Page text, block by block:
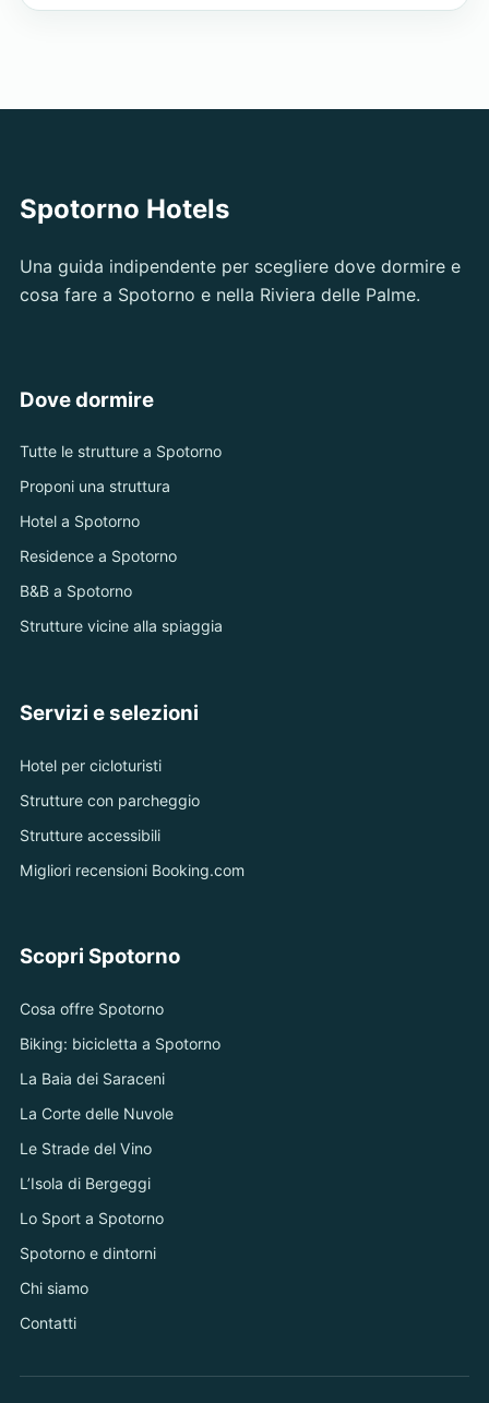
Spotorno Hotels
Una guida indipendente per scegliere dove dormire e
cosa fare a Spotorno e nella Riviera delle Palme.
Dove dormire
Tutte le strutture a Spotorno
Proponi una struttura
Hotel a Spotorno
Residence a Spotorno
B&B a Spotorno
Strutture vicine alla spiaggia
Servizi e selezioni
Hotel per cicloturisti
Strutture con parcheggio
Strutture accessibili
Migliori recensioni Booking.com
Scopri Spotorno
Cosa offre Spotorno
Biking: bicicletta a Spotorno
La Baia dei Saraceni
La Corte delle Nuvole
Le Strade del Vino
L’Isola di Bergeggi
Lo Sport a Spotorno
Spotorno e dintorni
Chi siamo
Contatti